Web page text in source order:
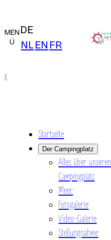
MEN
Ü
DE
NL EN FR
X
Startseite
Der Campingplatz
Alles über unseren
Campingplatz
Meer
Fotogalerie
Video-Galerie
Stellungnahme